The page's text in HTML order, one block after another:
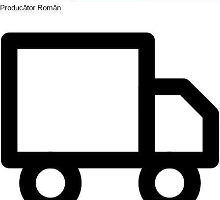
Producător Român